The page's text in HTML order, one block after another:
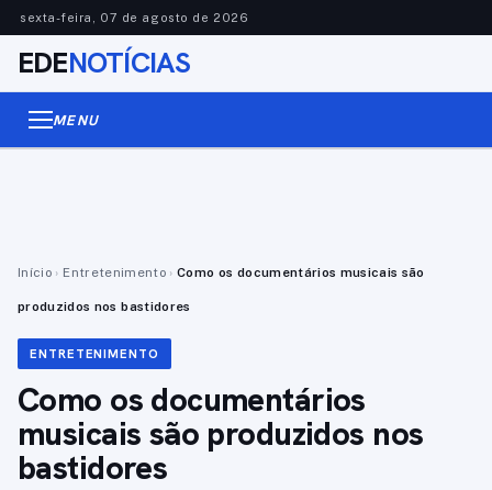
sexta-feira, 07 de agosto de 2026
EDENOTÍCIAS
MENU
Início › Entretenimento › Como os documentários musicais são
produzidos nos bastidores
ENTRETENIMENTO
Como os documentários
musicais são produzidos nos
bastidores